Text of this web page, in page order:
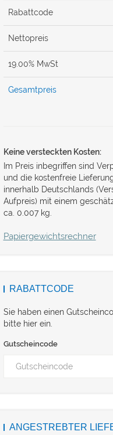
Rabattcode
Nettopreis
19.00% MwSt
Gesamtpreis
Keine versteckten Kosten:
Im Preis inbegriffen sind
und die kostenfreie
innerhalb Deutschlands
Aufpreis) mit einem
ca. 0.007 kg.
Papiergewichtsrechner
RABATTCODE
Sie haben einen
bitte hier ein.
Gutscheincode
ANGESTREBTER